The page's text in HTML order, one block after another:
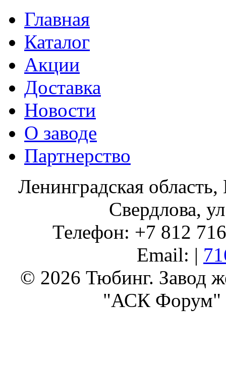
Главная
Каталог
Акции
Доставка
Новости
О заводе
Партнерство
Ленинградская
Свердлова,
Телефон: +7 812
Email: |
© 2026 Тюбинг. Завод
"АСК Форум"